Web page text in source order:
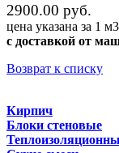
2900.00 руб.
цена указана за 1 м3
с доставкой от
Возврат к списку
Кирпич
Блоки стеновые